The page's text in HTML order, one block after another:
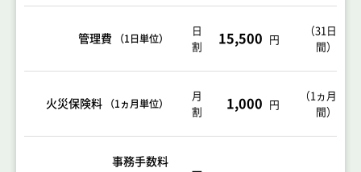
管理費 （1日単位）
日
割
15,500 円
（31日
間）
火災保険料 （1ヵ月単位）
月
割
1,000 円
（1ヵ月
間）
事務手数料